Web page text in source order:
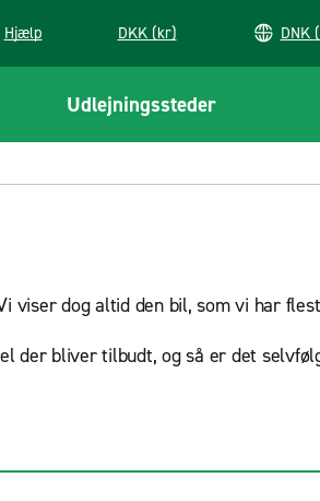
Hjælp DKK (kr)
Udlejningssteder
dog altid den bil, som vi har
der bliver tilbudt, og så er det